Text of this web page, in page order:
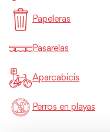
Papeleras
Pasarelas
Aparcabicis
Perros en playas